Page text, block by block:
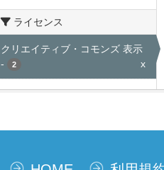
ライセンス
クリエイティブ・コモンズ 表示
-
2 x